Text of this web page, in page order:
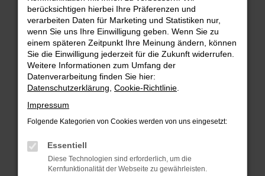
Fehler: Network Error
Beim Laden ist ein Fehler aufgetreten.
Hier sind ein paar Tipps, die dir helfen können:
Überprüfe deine Firewall und deine
Internetverbindung.
Laden andere Webseiten, zum Beispiel
deine Suchmaschine?
Prüfe deine Browsererweiterungen.
Manche Erweiterungen, wie Werbeblocker,
können das Laden bestimmter Seiten
berücksichtigen hierbei Ihre Präferenzen und
verarbeiten Daten für Marketing und Statistiken nur,
wenn Sie uns Ihre Einwilligung geben. Wenn Sie zu
einem späteren Zeitpunkt Ihre Meinung ändern, können
Sie die Einwilligung jederzeit für die Zukunft widerrufen.
Weitere Informationen zum Umfang der
Datenverarbeitung finden Sie hier:
Datenschutzerklärung Cookie-Richtlinie
Impressum
Folgende Kategorien von Cookies werden von uns eingesetzt:
Essentiell
Diese Technologien sind erforderlich, um die
Kernfunktionalität der Webseite zu gewährleisten.